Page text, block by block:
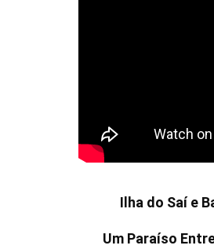
Ilha do Saí e
Um Paraíso